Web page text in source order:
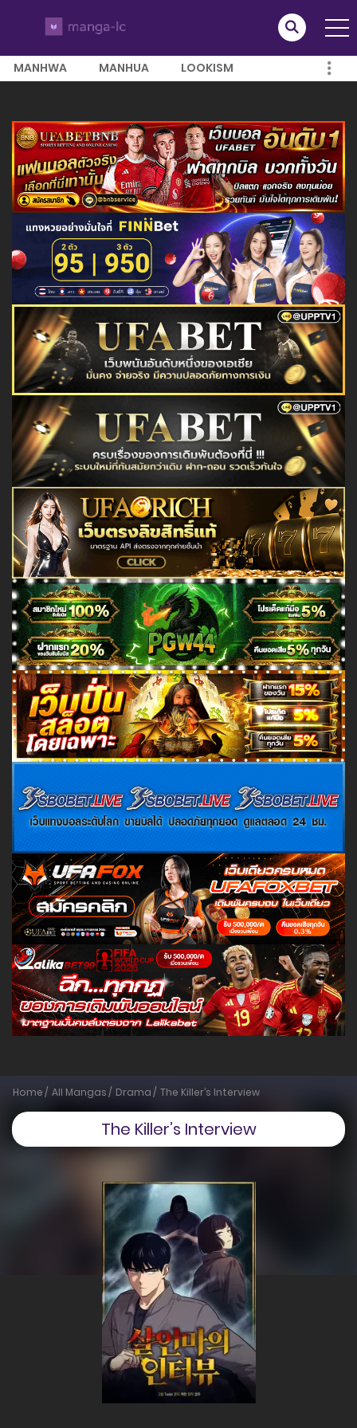
MANHWA MANHUA LOOKISM
Home All Mangas Drama The Killer’s Interview
The Killer’s Interview